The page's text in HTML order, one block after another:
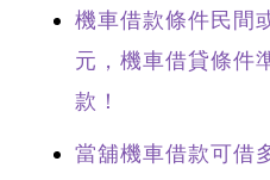
機車借款條件民間
元，機車借貸條件
款！
當舖機車借款可借